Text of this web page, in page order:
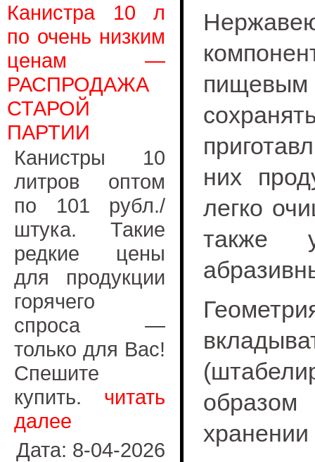
Канистра 10 л
по очень низким
ценам —
РАСПРОДАЖА
СТАРОЙ
ПАРТИИ
Канистры 10
литров оптом
по 101 рубл./
штука. Такие
редкие цены
для продукции
горячего
спроса —
только для Вас!
Спешите
купить. читать
далее
Дата: 8-04-2026
них
легко
также
хранении